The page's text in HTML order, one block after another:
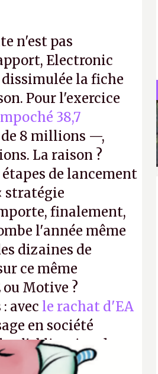
n'est pas
Electronic
la fiche
Pour l'exercice
38,7
8 millions —,
La raison ?
de lancement
stratégie
finalement,
l'année même
dizaines de
ce même
Motive ?
avec le rachat d'EA
en société
l'obligation de
pour la